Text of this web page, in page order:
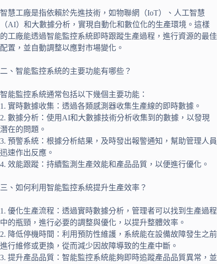
智慧工廠是指依賴於先進技術，如物聯網（IoT）、人工智慧
（AI）和大數據分析，實現自動化和數位化的生產環境。這樣
的工廠能透過智能監控系統即時跟蹤生產過程，進行資源的最佳
配置，並自動調整以應對市場變化。
二、智能監控系統的主要功能有哪些？
智能監控系統通常包括以下幾個主要功能：
1. 實時數據收集：透過各類感測器收集生產線的即時數據。
2. 數據分析：使用AI和大數據技術分析收集到的數據，以發現
潛在的問題。
3. 預警系統：根據分析結果，及時發出報警通知，幫助管理人員
迅速作出反應。
4. 效能跟蹤：持續監測生產效能和產品品質，以便進行優化。
三、如何利用智能監控系統提升生產效率？
1. 優化生產流程：透過實時數據分析，管理者可以找到生產過程
中的瓶頸，進行必要的調整與優化，以提升整體效率。
2. 降低停機時間：利用預防性維護，系統能在設備故障發生之前
進行維修或更換，從而減少因故障導致的生產中斷。
3. 提升產品品質：智能監控系統能夠即時追蹤產品品質異常，並